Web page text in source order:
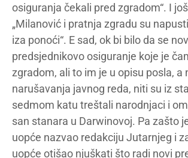
osiguranja čekali pred zgradom“. I
„Milanović i pratnja zgradu su
iza ponoći“. E sad, ok bi bilo da se
predsjednikovo osiguranje koje je
zgradom, ali to im je u opisu posla, a
narušavanja javnog reda, niti su iz
sedmom katu treštali narodnjaci i
san stanara u Darwinovoj. Pa zašto
uopće nazvao redakciju Jutarnjeg i
uopće otišao njuškati što radi novi